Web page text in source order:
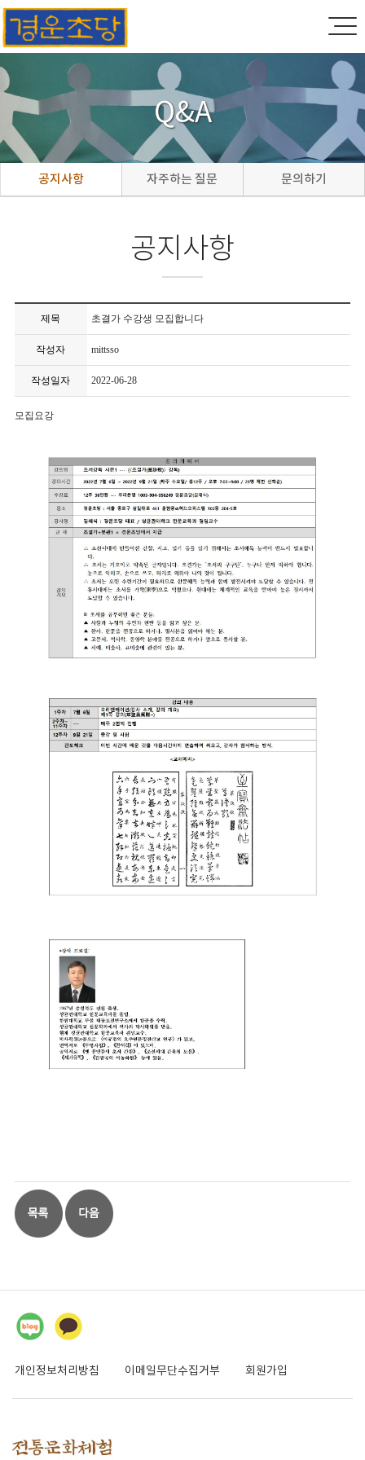
Q&A
공지사항 자주하는 질문 문의하기
공지사항
제목 초결가 수강생 모집합니다
작성자 mittsso
작성일자 2022-06-28
모집요강
개인정보처리방침 이메일무단수집거부 회원가입